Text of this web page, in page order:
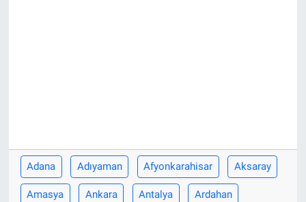
Adana Adıyaman Afyonkarahisar Aksaray
Amasya Ankara Antalya Ardahan